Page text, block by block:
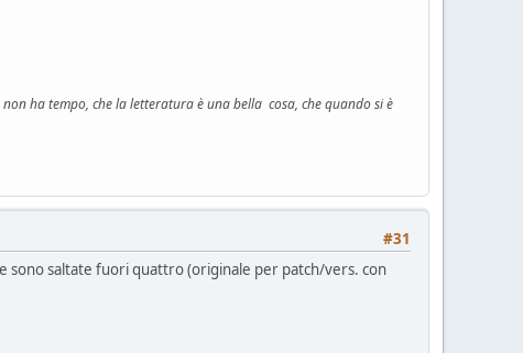
ha tempo, che la letteratura è una bella cosa, che quando si è
#31
sono saltate fuori quattro (originale per patch/vers. con